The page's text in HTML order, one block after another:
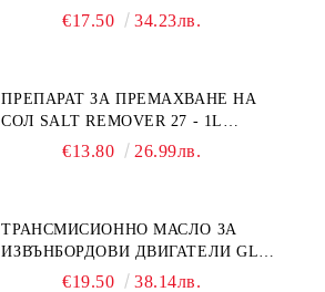
30 HONDA MARINE 08221-999-
€17.50 34.23лв.
ПРЕПАРАТ ЗА ПРЕМАХВАНЕ НА
СОЛ SALT REMOVER 27 - 1L
NAUTIC CLEAN
€13.80 26.99лв.
ТРАНСМИСИОННО МАСЛО ЗА
ИЗВЪНБОРДОВИ ДВИГАТЕЛИ GL4
HONDA MARINE 08251-999-102PRO
€19.50 38.14лв.